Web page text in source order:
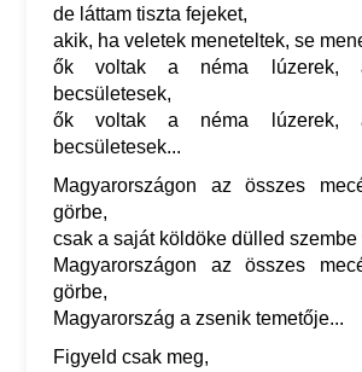
de láttam tiszta fejeket,
akik, ha veletek meneteltek, se
ők voltak a néma lúzerek,
becsületesek,
ők voltak a néma lúzerek,
becsületesek...
Magyarországon az összes
görbe,
csak a saját köldöke dülled szembe
Magyarországon az összes
görbe,
Magyarország a zsenik temetője...
Figyeld csak meg,